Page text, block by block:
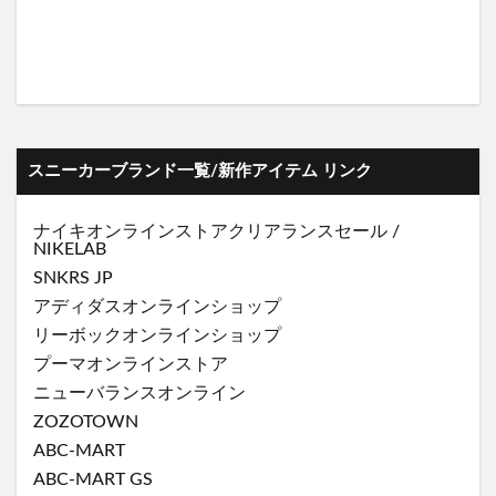
スニーカーブランド一覧/新作アイテム リンク
ナイキオンラインストアクリアランスセール /
NIKELAB
SNKRS JP
アディダスオンラインショップ
リーボックオンラインショップ
プーマオンラインストア
ニューバランスオンライン
ZOZOTOWN
ABC-MART
ABC-MART GS